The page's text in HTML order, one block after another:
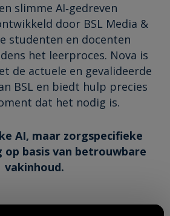
slimme AI‑gedreven
door BSL Media &
studenten en docenten
het leerproces. Nova is
de actuele en gevalideerde
BSL en biedt hulp precies
dat het nodig is.
AI, maar zorgspecifieke
op basis van betrouwbare
vakinhoud.